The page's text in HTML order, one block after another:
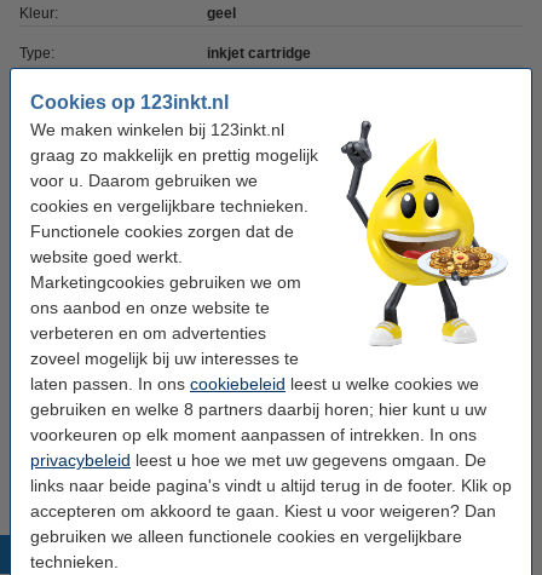
Cookies op 123inkt.nl
We maken winkelen bij 123inkt.nl
graag zo makkelijk en prettig mogelijk
voor u. Daarom gebruiken we
cookies en vergelijkbare technieken.
Functionele cookies zorgen dat de
website goed werkt.
Marketingcookies gebruiken we om
ons aanbod en onze website te
verbeteren en om advertenties
zoveel mogelijk bij uw interesses te
laten passen. In ons cookiebeleid leest u welke cookies we
gebruiken en welke 8 partners daarbij horen; hier kunt u uw
voorkeuren op elk moment aanpassen of intrekken. In ons
privacybeleid leest u hoe we met uw gegevens omgaan. De
links naar beide pagina's vindt u altijd terug in de footer. Klik op
accepteren om akkoord te gaan. Kiest u voor weigeren? Dan
gebruiken we alleen functionele cookies en vergelijkbare
technieken.
Kleur: geel
Type: inkjet cartridge
Inhoud: 13 ml
Merk: 123inkt
Ons artikelnr: 026843
Nummer: C13T29944010
Tip: complete set bestellen
Epson 29XL multipack 4 kleuren hoge
capaciteit (123inkt huismerk)
€ 54,50
Tip
Wij adviseren u om deze cartridge i.p.v. de originele cartridge te
nemen.